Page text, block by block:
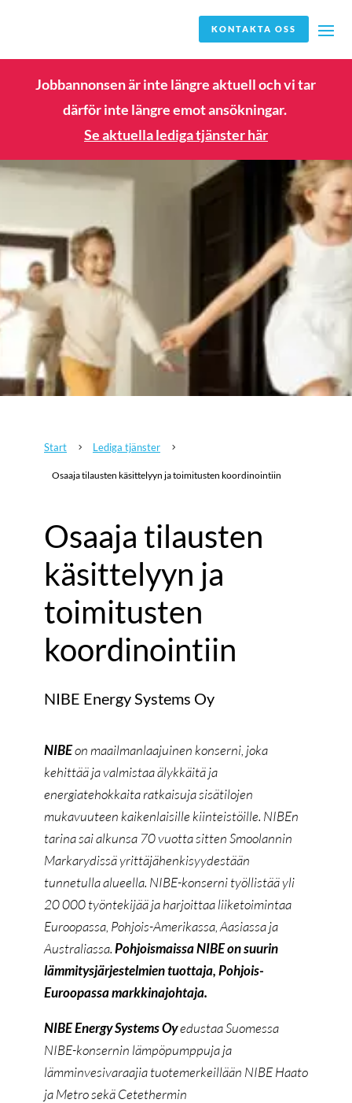
KONTAKTA OSS
Jobbannonsen är inte längre aktuell och vi tar
därför inte längre emot ansökningar.
Se aktuella lediga tjänster här
Start 5 Lediga tjänster 5
Osaaja tilausten käsittelyyn ja toimitusten koordinointiin
Osaaja tilausten
käsittelyyn ja
toimitusten
koordinointiin
NIBE Energy Systems Oy
NIBEon maailmanlaajuinen konserni, joka
kehittää ja valmistaa älykkäitä ja
energiatehokkaita ratkaisuja sisätilojen
mukavuuteen kaikenlaisille kiinteistöille. NIBEn
tarina sai alkunsa 70 vuotta sitten Smoolannin
Markarydissä yrittäjähenkisyydestään
tunnetulla alueella. NIBE-konserni työllistää yli
20 000 työntekijää ja harjoittaa liiketoimintaa
Euroopassa, Pohjois-Amerikassa, Aasiassa ja
Australiassa.Pohjoismaissa NIBE on suurin
lämmitysjärjestelmien tuottaja, Pohjois-
Euroopassa markkinajohtaja.
NIBE Energy Systems Oyedustaa Suomessa
NIBE-konsernin lämpöpumppuja ja
lämminvesivaraajia tuotemerkeillään NIBE Haato
ja Metro sekäCetethermin